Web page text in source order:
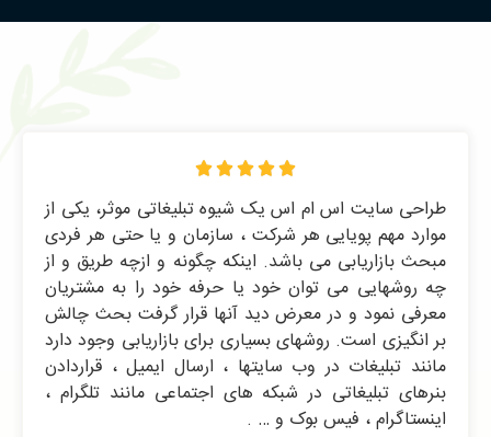





طراحی سایت اس ام اس یک شیوه تبلیغاتی موثر، یکی از
موارد مهم پویایی هر شرکت ، سازمان و یا حتی هر فردی
مبحث بازاریابی می باشد. اینکه چگونه و ازچه طریق و از
چه روشهایی می توان خود یا حرفه خود را به مشتریان
معرفی نمود و در معرض دید آنها قرار گرفت بحث چالش
بر انگیزی است. روشهای بسیاری برای بازاریابی وجود دارد
مانند تبلیغات در وب سایتها ، ارسال ایمیل ، قراردادن
بنرهای تبلیغاتی در شبکه های اجتماعی مانند تلگرام ،
اینستاگرام ، فیس بوک و … .